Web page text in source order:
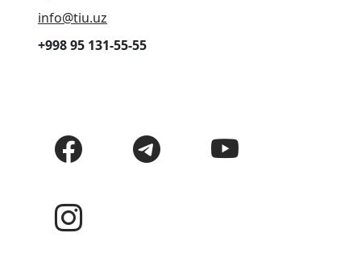
info@tiu.uz
+998 95 131-55-55